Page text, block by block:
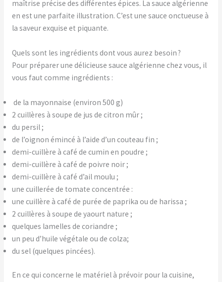
maîtrise précise des différentes épices. La sauce algérienne
en est une parfaite illustration. C’est une sauce onctueuse à
la saveur exquise et piquante.
Quels sont les ingrédients dont vous aurez besoin ?
Pour préparer une délicieuse sauce algérienne chez vous, il
vous faut comme ingrédients :
de la mayonnaise (environ 500 g)
2 cuillères à soupe de jus de citron mûr ;
du persil ;
de l’oignon émincé à l’aide d’un couteau fin ;
demi-cuillère à café de cumin en poudre ;
demi-cuillère à café de poivre noir ;
demi-cuillère à café d’ail moulu ;
une cuillerée de tomate concentrée :
une cuillère à café de purée de paprika ou de harissa ;
2 cuillères à soupe de yaourt nature ;
quelques lamelles de coriandre ;
un peu d’huile végétale ou de colza;
du sel (quelques pincées).
En ce qui concerne le matériel à prévoir pour la cuisine,